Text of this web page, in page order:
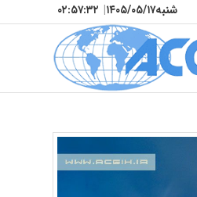
شنبه۱۴۰۵/۰۵/۱۷| ۰۲:۵۷:۳۳